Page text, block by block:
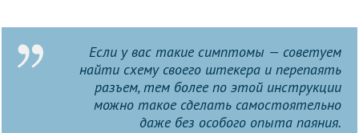
Если у вас такие симптомы — советуем
найти схему своего штекера и перепаять
разъем, тем более по этой инструкции
можно такое сделать самостоятельно
даже без особого опыта паяния.